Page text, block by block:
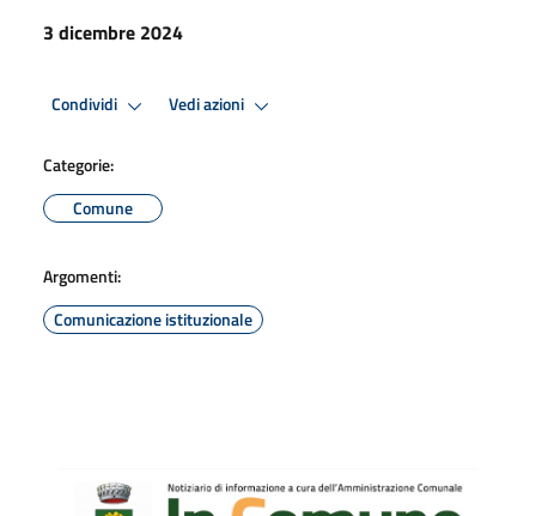
3 dicembre 2024
Condividi Vedi azioni
Categorie:
Comune
Argomenti:
Comunicazione istituzionale